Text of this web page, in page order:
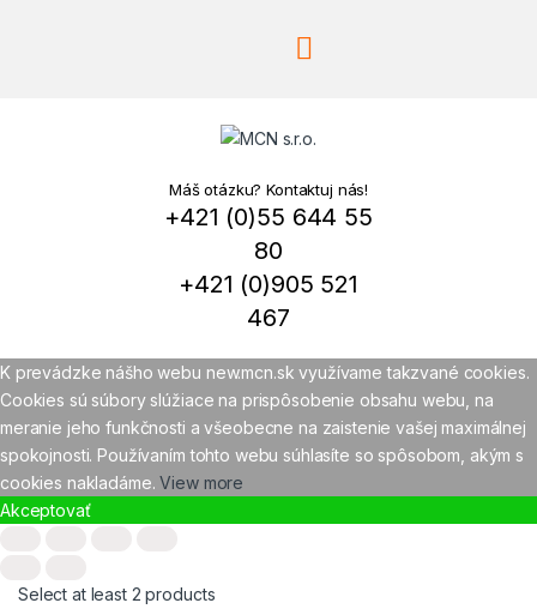
Máš otázku? Kontaktuj nás!
+421 (0)55 644 55
80
+421 (0)905 521
467
K prevádzke nášho webu new.mcn.sk využívame takzvané cookies.
Cookies sú súbory slúžiace na prispôsobenie obsahu webu, na
meranie jeho funkčnosti a všeobecne na zaistenie vašej maximálnej
spokojnosti. Používaním tohto webu súhlasíte so spôsobom, akým s
cookies nakladáme.View more
Akceptovať
Select at least 2 products